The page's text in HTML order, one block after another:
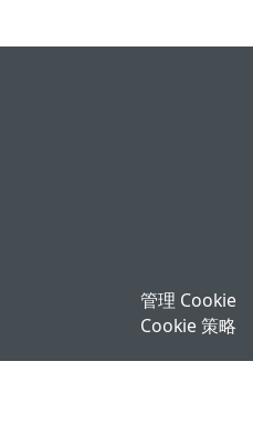
管理 Cookie
Cookie 策略